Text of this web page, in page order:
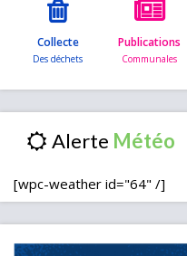
Collecte Publications
Alerte
[wpc-weather id="64" /]